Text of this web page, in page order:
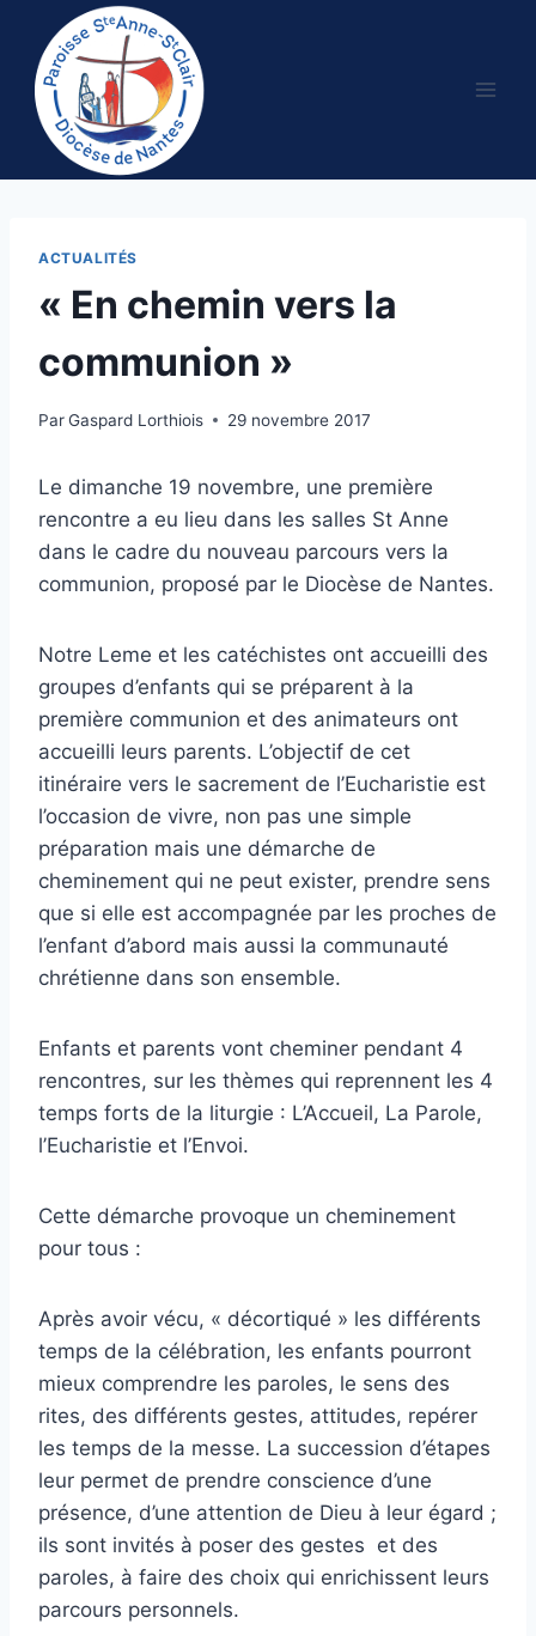
contenu
ACTUALITÉS
« En chemin vers la
communion »
ParGaspard Lorthiois 29 novembre 2017
Le dimanche 19 novembre, une première
rencontre a eu lieu dans les salles St Anne
dans le cadre du nouveau parcours vers la
communion, proposé par le Diocèse de Nantes.
Notre Leme et les catéchistes ont accueilli des
groupes d’enfants qui se préparent à la
première communion et des animateurs ont
accueilli leurs parents. L’objectif de cet
itinéraire vers le sacrement de l’Eucharistie est
l’occasion de vivre, non pas une simple
préparation mais une démarche de
cheminement qui ne peut exister, prendre sens
que si elle est accompagnée par les proches de
l’enfant d’abord mais aussi la communauté
chrétienne dans son ensemble.
Enfants et parents vont cheminer pendant 4
rencontres, sur les thèmes qui reprennent les 4
temps forts de la liturgie : L’Accueil, La Parole,
l’Eucharistie et l’Envoi.
Cette démarche provoque un cheminement
pour tous :
Après avoir vécu, « décortiqué » les différents
temps de la célébration, les enfants pourront
mieux comprendre les paroles, le sens des
rites, des différents gestes, attitudes, repérer
les temps de la messe. La succession d’étapes
leur permet de prendre conscience d’une
présence, d’une attention de Dieu à leur égard ;
ils sont invités à poser des gestes et des
paroles, à faire des choix qui enrichissent leurs
parcours personnels.